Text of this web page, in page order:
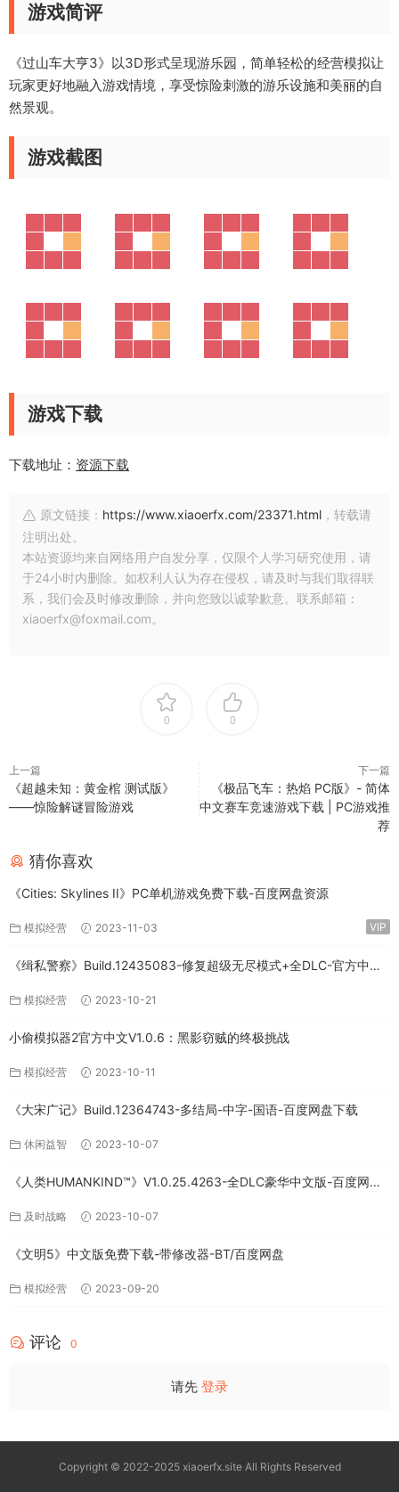
游戏简评
《过山车大亨3》以3D形式呈现游乐园，简单轻松的经营模拟让
玩家更好地融入游戏情境，享受惊险刺激的游乐设施和美丽的自
然景观。
游戏截图
游戏下载
下载地址： 资源下载
原文链接： https://www.xiaoerfx.com/23371.html ，转载请
注明出处。
本站资源均来自网络用户自发分享，仅限个人学习研究使用，请
于24小时内删除。如权利人认为存在侵权，请及时与我们取得联
系，我们会及时修改删除，并向您致以诚挚歉意。联系邮箱：
xiaoerfx@foxmail.com。
0 0
上一篇
《超越未知：黄金棺 测试版》
——惊险解谜冒险游戏
下一篇
《极品飞车：热焰 PC版》- 简体
中文赛车竞速游戏下载 | PC游戏推
荐
猜你喜欢
《Cities: Skylines II》PC单机游戏免费下载-百度网盘资源
模拟经营 2023-11-03 VIP
《缉私警察》Build.12435083-修复超级无尽模式+全DLC-官方中文-
模拟经营 2023-10-21
小偷模拟器2官方中文V1.0.6：黑影窃贼的终极挑战
模拟经营 2023-10-11
《大宋广记》Build.12364743-多结局-中字-国语-百度网盘下载
休闲益智 2023-10-07
《人类HUMANKIND™》V1.0.25.4263-全DLC豪华中文版-百度网盘
及时战略 2023-10-07
《文明5》中文版免费下载-带修改器-BT/百度网盘
模拟经营 2023-09-20
评论 0
请先 登录
Copyright © 2022-2025 xiaoerfx.site All Rights Reserved